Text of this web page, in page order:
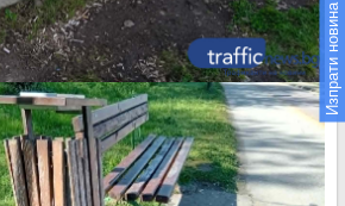
Изпрати новина